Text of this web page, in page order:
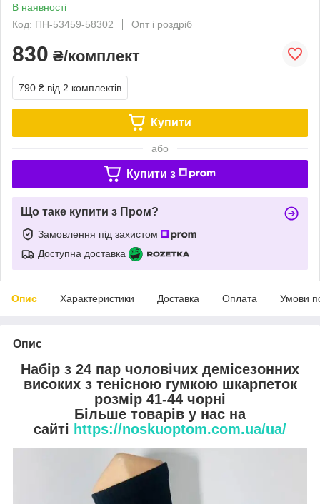
В наявності
Код: ПН-53459-58302
Опт і роздріб
830 ₴/комплект
790 ₴ від 2 комплектів
Купити
або
Купити з
Що таке купити з Пром?
Замовлення під захистом
Доступна доставка
Опис Характеристики Доставка Оплата Умови
Опис
Набір з 24 пар чоловічих демісезонних
високих з тенісною гумкою шкарпеток
розмір 41-44 чорні
Більше товарів у нас на
сайті https://noskuoptom.com.ua/ua/